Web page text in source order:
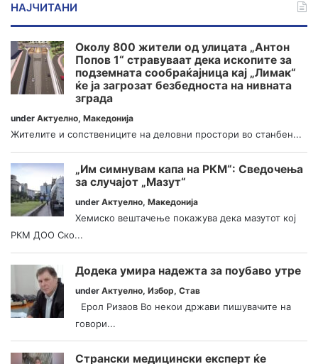
НАЈЧИТАНИ
Околу 800 жители од улицата „Антон
Попов 1“ стравуваат дека ископите за
подземната сообраќајница кај „Лимак“
ќе ја загрозат безбедноста на нивната
зграда
under Актуелно, Македонија
Жителите и сопствениците на деловни простори во станбен...
„Им симнувам капа на РКМ“: Сведочења
за случајот „Мазут“
under Актуелно, Македонија
Хемиско вештачење покажува дека мазутот кој
РКМ ДОО Ско...
Додека умира надежта за поубаво утре
under Актуелно, Избор, Став
Ерол Ризаов Во некои држави пишувачите на
говори...
Странски медицински експерт ќе